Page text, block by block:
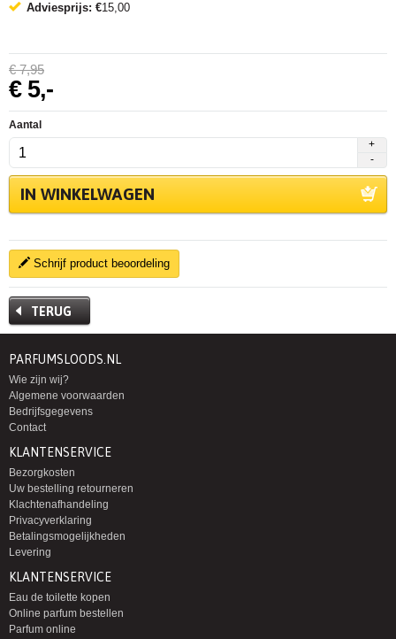
Adviesprijs: €15,00
€7,95
€ 5,-
Aantal
Schrijf product beoordeling
TERUG
PARFUMSLOODS.NL
Wie zijn wij?
Algemene voorwaarden
Bedrijfsgegevens
Contact
KLANTENSERVICE
Bezorgkosten
Uw bestelling retourneren
Klachtenafhandeling
Privacyverklaring
Betalingsmogelijkheden
Levering
KLANTENSERVICE
Eau de toilette kopen
Online parfum bestellen
Parfum online